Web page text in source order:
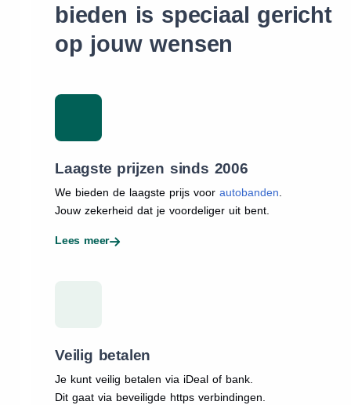
bieden is speciaal gericht
op jouw wensen
Laagste prijzen sinds 2006
We bieden de laagste prijs voor autobanden
Jouw zekerheid dat je voordeliger uit bent.
Lees meer
Veilig betalen
Je kunt veilig betalen via iDeal of bank.
Dit gaat via beveiligde https verbindingen.